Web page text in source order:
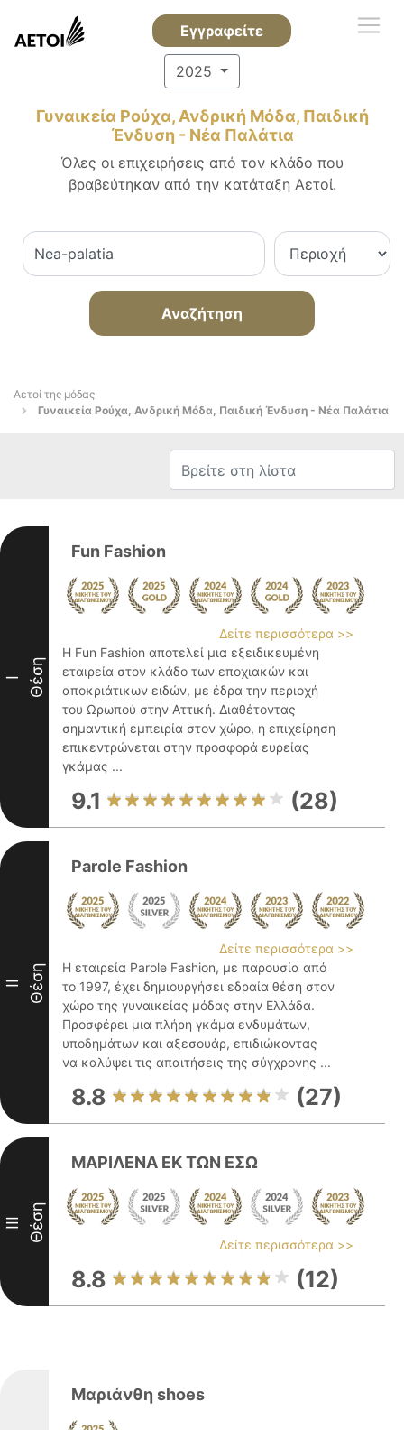
Εγγραφείτε
2025
Γυναικεία Ρούχα, Ανδρική Μόδα, Παιδική
Ένδυση - Νέα Παλάτια
Όλες οι επιχειρήσεις από τον κλάδο που
βραβεύτηκαν από την κατάταξη Αετοί.
Αναζήτηση
Αετοί της μόδας
Γυναικεία Ρούχα, Ανδρική Μόδα, Παιδική Ένδυση - Νέα Παλάτια
I Θέση
Fun Fashion
Δείτε περισσότερα >>
Η Fun Fashion αποτελεί μια εξειδικευμένη
εταιρεία στον κλάδο των εποχιακών και
αποκριάτικων ειδών, με έδρα την περιοχή
του Ωρωπού στην Αττική. Διαθέτοντας
σημαντική εμπειρία στον χώρο, η επιχείρηση
επικεντρώνεται στην προσφορά ευρείας
γκάμας ...
9.1 (28)
II Θέση
Parole Fashion
Δείτε περισσότερα >>
Η εταιρεία Parole Fashion, με παρουσία από
το 1997, έχει δημιουργήσει εδραία θέση στον
χώρο της γυναικείας μόδας στην Ελλάδα.
Προσφέρει μια πλήρη γκάμα ενδυμάτων,
υποδημάτων και αξεσουάρ, επιδιώκοντας
να καλύψει τις απαιτήσεις της σύγχρονης ...
8.8 (27)
III Θέση
ΜΑΡΙΛΕΝΑ ΕΚ ΤΩΝ ΕΣΩ
Δείτε περισσότερα >>
8.8 (12)
Μαριάνθη shoes